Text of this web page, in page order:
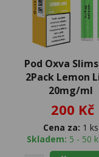
Pod Oxva
2Pack Lemon
20mg/ml
200 Kč
Cena za: 1 ks
Skladem: 5 - 50